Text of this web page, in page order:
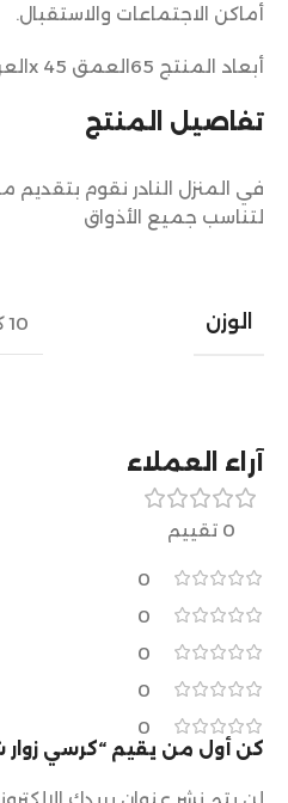
تفاصيل المنتج
في المنزل النادر نقوم بتقديم
لتناسب جميع الأذواق
الوزن 10 كيلو حجمي مقدر (ك ح م)
أماكن الاجتماعات والاستقبال.
أبعاد المنتج 65العمق x 45العرض x 95الارتفاع سم
آراء العملاء
0 تقييم
0
0
0
0
0
كن أول من يقيم “كرسي زوار